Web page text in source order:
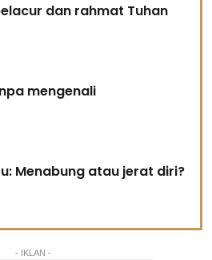
dan rahmat Tuhan
mengenali
Menabung atau jerat diri?
- IKLAN -